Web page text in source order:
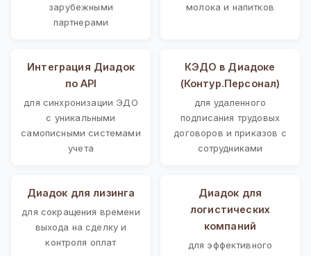
зарубежными
партнерами
молока и напитков
Интеграция Диадок
по API
для синхронизации ЭДО
с уникальными
самописными системами
учета
КЭДО в Диадоке
(Контур.Персонал)
для удаленного
подписания трудовых
договоров и приказов с
сотрудниками
Диадок для лизинга
для сокращения времени
выхода на сделку и
контроля оплат
Диадок для
логистических
компаний
для эффективного